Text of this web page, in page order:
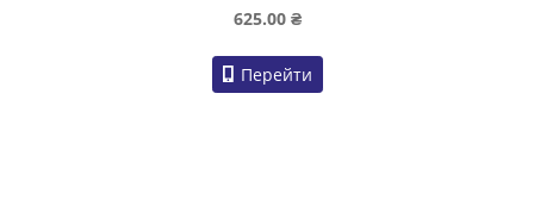
625.00 ₴
Перейти